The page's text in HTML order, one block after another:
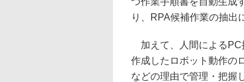
り、RPA候補作業の抽出
加えて、人間によるPC
作成したロボット動作の
などの理由で管理・把握